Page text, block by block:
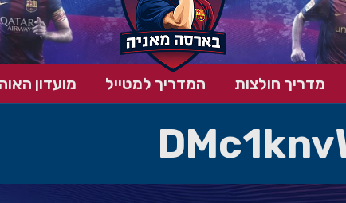
מדריך חולצות המדריך למטייל מועדון